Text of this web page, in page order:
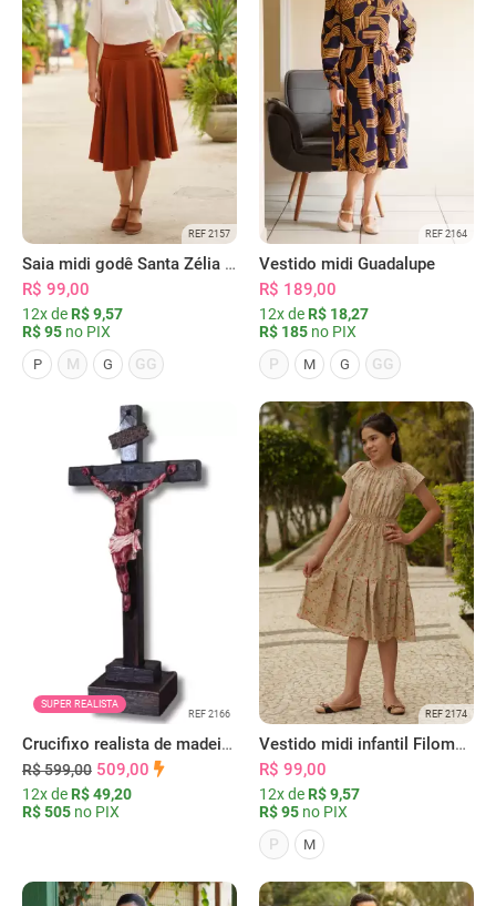
REF 2157
Saia midi godê Santa Zélia terracota
R$ 99,00
12x de R$ 9,57
R$ 95 no PIX
P M G GG
REF 2164
Vestido midi Guadalupe
R$ 189,00
12x de R$ 18,27
R$ 185 no PIX
P
M G GG
REF 2166
SUPER REALISTA
Crucifixo realista de madeira e resina
R$ 599,00 509,00
12x de R$ 49,20
R$ 505 no PIX
REF 2174
Vestido midi infantil Filomena bege
R$ 99,00
12x de R$ 9,57
R$ 95 no PIX
P
M